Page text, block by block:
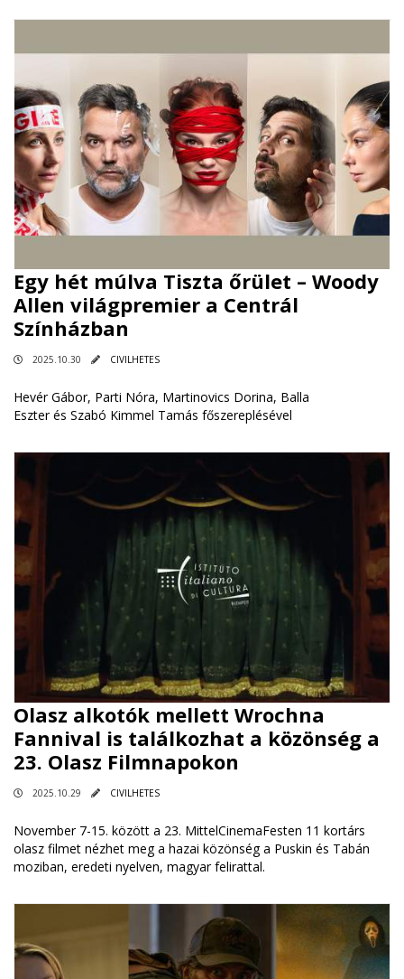
Egy hét múlva Tiszta őrület – Woody
Allen világpremier a Centrál
Színházban
2025.10.30 CIVILHETES
Hevér Gábor, Parti Nóra, Martinovics Dorina, Balla
Eszter és Szabó Kimmel Tamás főszereplésével
Olasz alkotók mellett Wrochna
Fannival is találkozhat a közönség a
23. Olasz Filmnapokon
2025.10.29 CIVILHETES
November 7-15. között a 23. MittelCinemaFesten 11 kortárs
olasz filmet nézhet meg a hazai közönség a Puskin és Tabán
moziban, eredeti nyelven, magyar felirattal.